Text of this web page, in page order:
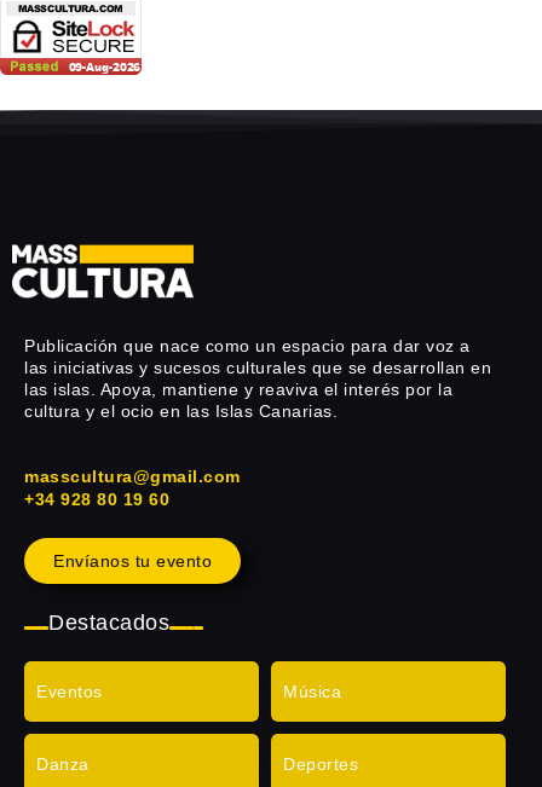
Publicación que nace como un espacio para dar voz a
las iniciativas y sucesos culturales que se desarrollan en
las islas. Apoya, mantiene y reaviva el interés por la
cultura y el ocio en las Islas Canarias.
masscultura@gmail.com
+34 928 80 19 60
Envíanos tu evento
Destacados
Eventos Música
Danza Deportes